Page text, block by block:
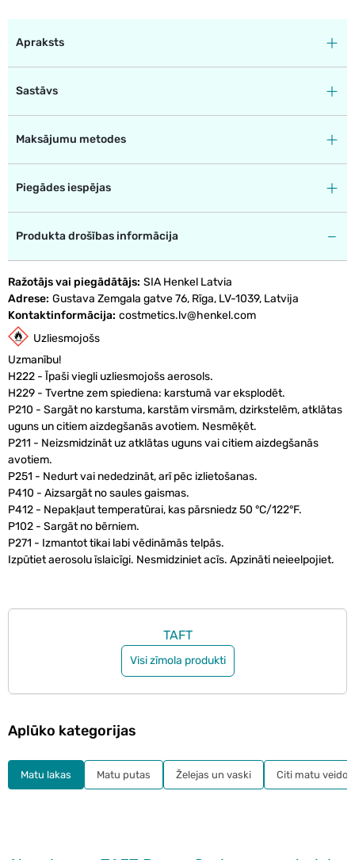
Apraksts
Sastāvs
Maksājumu metodes
Piegādes iespējas
Produkta drošības informācija
Ražotājs vai piegādātājs SIA Henkel Latvia
Adrese Gustava Zemgala gatve 76, Rīga, LV-1039, Latvija
Kontaktinformācija costmetics.lv@henkel.com
Uzliesmojošs
Uzmanību!
H222 - Īpaši viegli uzliesmojošs aerosols.
H229 - Tvertne zem spiediena: karstumā var eksplodēt.
P210 - Sargāt no karstuma, karstām virsmām, dzirkstelēm, atklātas
uguns un citiem aizdegšanās avotiem. Nesmēķēt.
P211 - Neizsmidzināt uz atklātas uguns vai citiem aizdegšanās
avotiem.
P251 - Nedurt vai nededzināt, arī pēc izlietošanas.
P410 - Aizsargāt no saules gaismas.
P412 - Nepakļaut temperatūrai, kas pārsniedz 50 °C/122°F.
P102 - Sargāt no bērniem.
P271 - Izmantot tikai labi vēdināmās telpās.
Izpūtiet aerosolu īslaicīgi. Nesmidziniet acīs. Apzināti neieelpojiet.
TAFT
Visi zīmola produkti
Aplūko kategorijas
Matu lakas Matu putas Želejas un vaski Citi matu